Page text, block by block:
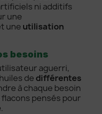
ni additifs
une
une utilisation
besoins
aguerri,
de différentes
à chaque besoin
flacons pensés pour
.